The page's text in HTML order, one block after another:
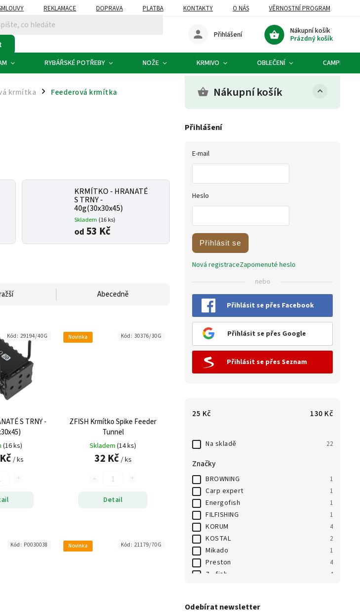
REKLAMACE DOPRAVA PLATBA KONTAKTY O NÁS VĚRNOSTNÍ PROGRAM
Nákupní košík
Prázdný košík
Přihlášení
RYBÁŘSKÉ POTŘEBY NOŽE KRMIVO OBLEČENÍ CAMPING
krmítka / Feederová krmítka Nákupní košík
Přihlášení
E-mail
Heslo
Přihlásit se
Nová registraceZapomenuté heslo
nebo
Přihlásit se přes Facebook
Přihlásit se přes Google
Přihlásit se přes Seznam
25 Kč 130 Kč
Na skladě 22
Značky
BROWNING 1
Carp expert 1
Energofish 1
FILFISHING 1
KORUM 4
KOSTAL 2
Mikado 1
Preston 4
Z - fish 4
Odebírat newsletter
KRMÍTKO - HRANATÉ
S TRNY -
40g(30x30x45)
Skladem (16 ks)
od 53 Kč
Abecedně
S TRNY -
(16 ks)
/ ks
Kód: 29194/40G Novinka
ZFISH Krmítko Spike Feeder
Tunnel
Skladem (14 ks)
32 Kč / ks
Detail
Kód: 30376/30G
Kód: P0030038 Novinka Kód: 21179/70G